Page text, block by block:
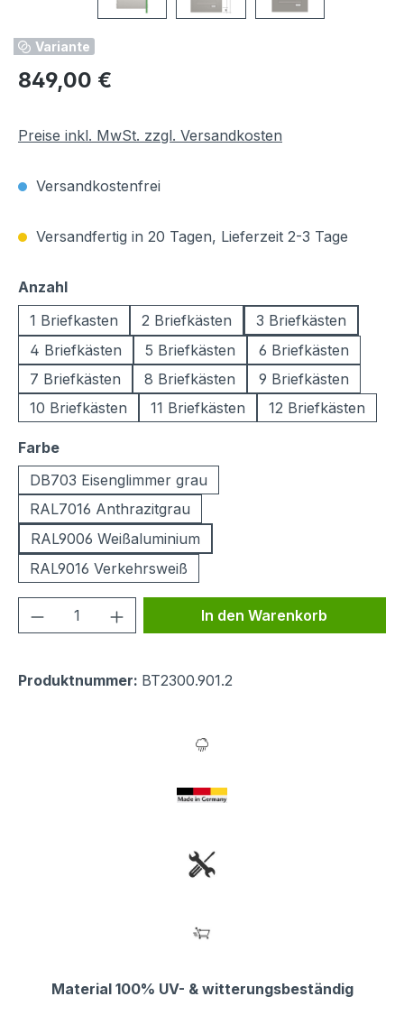
Variante
Regulärer Preis:
849,00 €
Preise inkl. MwSt. zzgl. Versandkosten
Versandkostenfrei
Versandfertig in 20 Tagen, Lieferzeit 2-3 Tage
Anzahlauswählen
1 Briefkasten
2 Briefkästen
3 Briefkästen
4 Briefkästen
5 Briefkästen
6 Briefkästen
7 Briefkästen
8 Briefkästen
9 Briefkästen
10 Briefkästen
11 Briefkästen 12 Briefkästen
Farbeauswählen
DB703 Eisenglimmer grau
RAL7016 Anthrazitgrau
RAL9006 Weißaluminium
RAL9016 Verkehrsweiß
Produkt Anzahl: Gib denIn den Warenkorb
Produktnummer: BT2300.901.2
Material 100% UV- & witterungsbeständig